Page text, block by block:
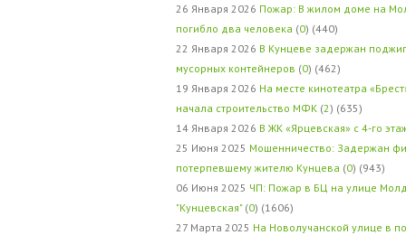
26 Января 2026 Пожар: В жилом доме на
погибло два человека (0) (440)
22 Января 2026 В Кунцеве задержан
мусорных контейнеров (0) (462)
19 Января 2026 На месте кинотеатра
начала строительство МФК (2) (635)
14 Января 2026 В ЖК «Ярцевская» с 4-го
25 Июня 2025 Мошенничество: Задержан
потерпевшему жителю Кунцева (0) (943)
06 Июня 2025 ЧП: Пожар в БЦ на улице
"Кунцевская" (0) (1606)
27 Марта 2025 На Новолучанской улице в